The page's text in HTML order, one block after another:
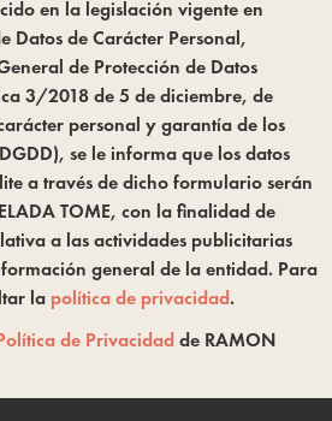
en la legislación vigente en
Datos de Carácter Personal,
de Protección de Datos
3/2018 de 5 de diciembre, de
personal y garantía de los
se le informa que los datos
a través de dicho formulario serán
TOME, con la finalidad de
a las actividades publicitarias
general de la entidad. Para
la política de privacidad.
de Privacidadde RAMON